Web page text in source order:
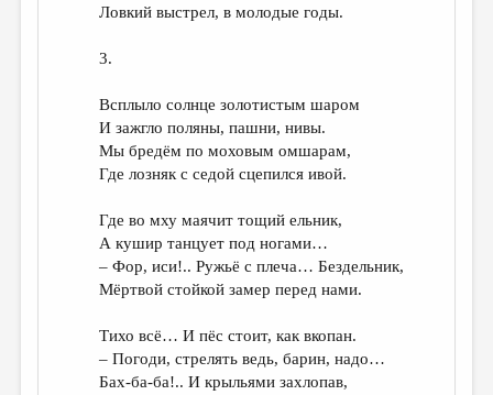
Ловкий выстрел, в молодые годы.
3.
Всплыло солнце золотистым шаром
И зажгло поляны, пашни, нивы.
Мы бредём по моховым омшарам,
Где лозняк с седой сцепился ивой.
Где во мху маячит тощий ельник,
А кушир танцует под ногами…
– Фор, иси!.. Ружьё с плеча… Бездельник,
Мёртвой стойкой замер перед нами.
Тихо всё… И пёс стоит, как вкопан.
– Погоди, стрелять ведь, барин, надо…
Бах-ба-ба!.. И крыльями захлопав,